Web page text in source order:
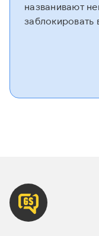
названивают
заблокировать